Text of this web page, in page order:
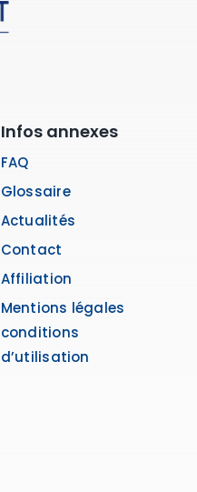
Infos annexes
FAQ
Glossaire
Actualités
Contact
Affiliation
Mentions légales
conditions
d’utilisation